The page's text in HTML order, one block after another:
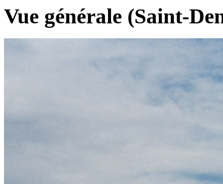
Vue générale (Saint-